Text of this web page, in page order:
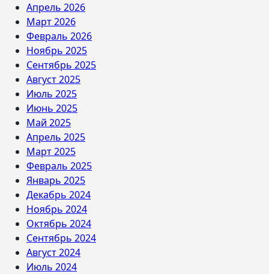
Апрель 2026
Март 2026
Февраль 2026
Ноябрь 2025
Сентябрь 2025
Август 2025
Июль 2025
Июнь 2025
Май 2025
Апрель 2025
Март 2025
Февраль 2025
Январь 2025
Декабрь 2024
Ноябрь 2024
Октябрь 2024
Сентябрь 2024
Август 2024
Июль 2024